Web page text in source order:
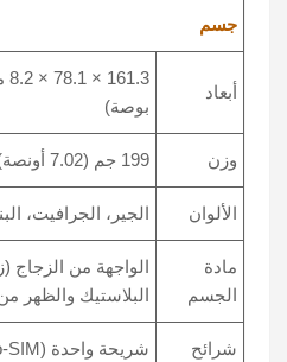
جسم
أبعاد
بوصة)
وزن 199 جم (7.02 أونصة)
الألوان الجير، الجرافيت،
مادة
الجسم
البلاستيك والظهر
شرائح